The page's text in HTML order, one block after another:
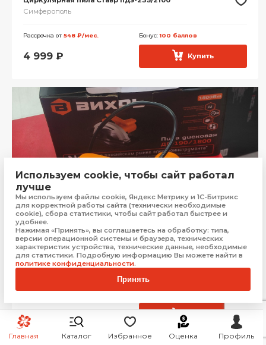
Главная Каталог Избранное Оценка Профиль
Симферополь
Рассрочка от 548 ₽/мес. Бонус:100 баллов
4 999 ₽ Купить
Циркулярная пила ВИХРЬ дп-190/1800
Сочи
3 499
Используем cookie, чтобы сайт работал
лучше
Мы используем файлы cookie, Яндекс Метрику и 1С-Битрикс
для корректной работы сайта (технически необходимые
cookie), сбора статистики, чтобы сайт работал быстрее и
удобнее.
Нажимая «Принять», вы соглашаетесь на обработку: типа,
версии операционной системы и браузера, технических
характеристик устройства, технические данные, необходимые
для статистики. Подробную информацию Вы можете найти в
политике конфиденциальности.
Принять